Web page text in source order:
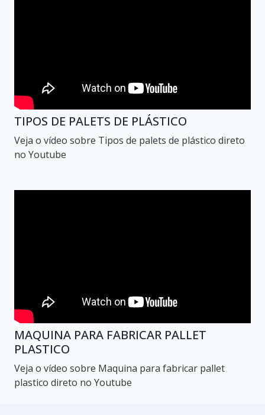
TIPOS DE PALETS DE PLÁSTICO
Veja o vídeo sobre Tipos de palets de plástico direto
no Youtube
MAQUINA PARA FABRICAR PALLET
PLASTICO
Veja o vídeo sobre Maquina para fabricar pallet
plastico direto no Youtube